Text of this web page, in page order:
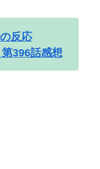
反応
第396話感想